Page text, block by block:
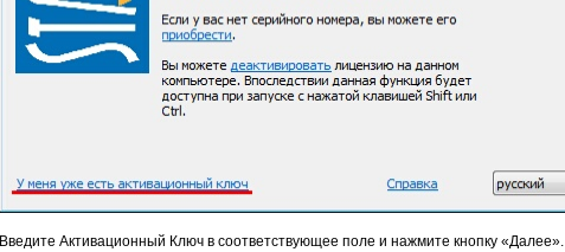
Введите Активационный Ключ в соответствующее поле и нажмите кнопку «Далее».